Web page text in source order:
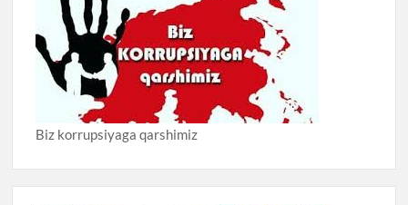
Biz korrupsiyaga qarshimiz